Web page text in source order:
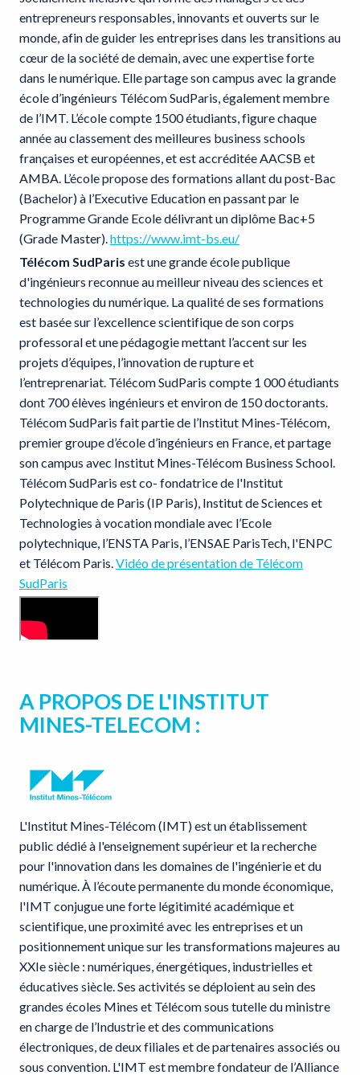
entrepreneurs responsables, innovants et ouverts sur le
monde, afin de guider les entreprises dans les transitions au
cœur de la société de demain, avec une expertise forte
dans le numérique. Elle partage son campus avec la grande
école d’ingénieurs Télécom SudParis, également membre
de l’IMT. L’école compte 1500 étudiants, figure chaque
année au classement des meilleures business schools
françaises et européennes, et est accréditée AACSB et
AMBA. L’école propose des formations allant du post-Bac
(Bachelor) à l’Executive Education en passant par le
Programme Grande Ecole délivrant un diplôme Bac+5
(Grade Master). https://www.imt-bs.eu/
Télécom SudParis est une grande école publique
d'ingénieurs reconnue au meilleur niveau des sciences et
technologies du numérique. La qualité de ses formations
est basée sur l’excellence scientifique de son corps
professoral et une pédagogie mettant l’accent sur les
projets d’équipes, l’innovation de rupture et
l’entreprenariat. Télécom SudParis compte 1 000 étudiants
dont 700 élèves ingénieurs et environ de 150 doctorants.
Télécom SudParis fait partie de l’Institut Mines-Télécom,
premier groupe d’école d’ingénieurs en France, et partage
son campus avec Institut Mines-Télécom Business School.
Télécom SudParis est co- fondatrice de l'Institut
Polytechnique de Paris (IP Paris), Institut de Sciences et
Technologies à vocation mondiale avec l’Ecole
polytechnique, l’ENSTA Paris, l’ENSAE ParisTech, l'ENPC
et Télécom Paris. Vidéo de présentation de Télécom
SudParis
A PROPOS DE L'INSTITUT
MINES-TELECOM :
L'Institut Mines-Télécom (IMT) est un établissement
public dédié à l'enseignement supérieur et la recherche
pour l'innovation dans les domaines de l'ingénierie et du
numérique. À l’écoute permanente du monde économique,
l'IMT conjugue une forte légitimité académique et
scientifique, une proximité avec les entreprises et un
positionnement unique sur les transformations majeures au
XXIe siècle : numériques, énergétiques, industrielles et
éducatives siècle. Ses activités se déploient au sein des
grandes écoles Mines et Télécom sous tutelle du ministre
en charge de l’Industrie et des communications
électroniques, de deux filiales et de partenaires associés ou
sous convention. L'IMT est membre fondateur de l’Alliance